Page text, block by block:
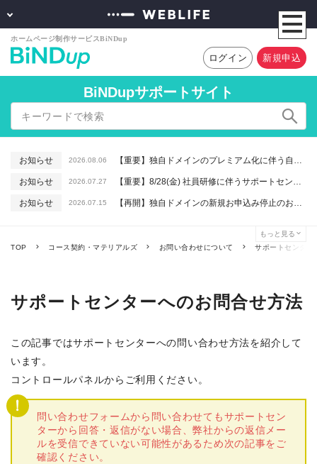
ログイン 新規申込
BiNDupサポートサイト
お知らせ 2026.08.06 【重要】独自ドメインのプレミアム化に伴う自動更新に関するお知らせ
お知らせ 2026.07.27 【重要】8/28(金) 社員研修に伴うサポートセンター休業のお知らせ
お知らせ 2026.07.15 【再開】独自ドメインの新規お申込み停止のお知らせ
もっと見る
TOP コース契約・マテリアルズ お問い合わせについて サポートセンター
サポートセンターへのお問合せ方法
この記事ではサポートセンターへの問い合わせ方法を紹介して
います。
コントロールパネルからご利用ください。
問い合わせフォームから問い合わせてもサポートセン
ターから回答・返信がない場合、弊社からの返信メー
ルを受信できていない可能性があるため次の記事をご
確認ください。